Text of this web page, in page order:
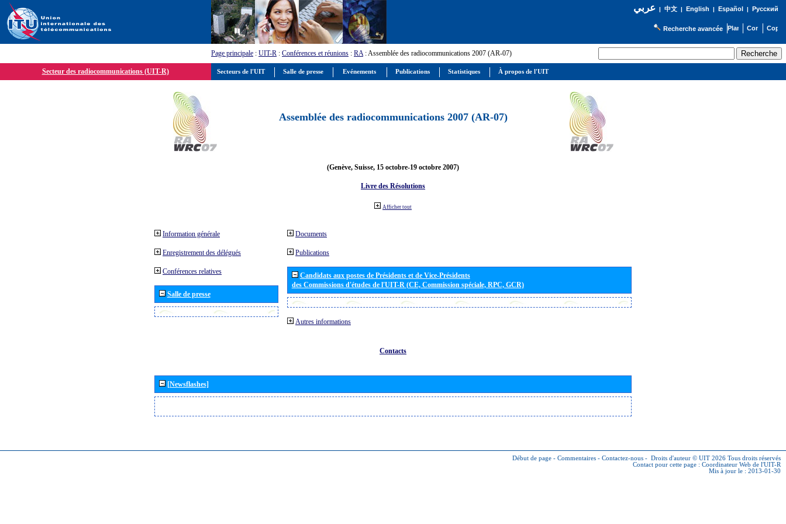
عربي| 中文| English | Español | Русский
Recherche avancée
Page principale : UIT-R : Conférences et réunions : RA: Assemblée des radiocommunications 2007 (AR-07)
Secteur des radiocommunications (UIT-R)
Assemblée des radiocommunications 2007 (AR-07)
(Genève, Suisse, 15 octobre-19 octobre 2007)
Livre des Résolutions
Afficher tout
Information générale
Enregistrement des délégués
Conférences relatives
Salle de presse
Documents
Publications
Candidats aux postes de Présidents et de Vice-Présidents
des Commissions d'études de l'UIT-R (CE, Commission spéciale, RPC, GCR)
Autres informations
Contacts
[Newsflashes]
Début de page - Commentaires - Contactez-nous - Droits d'auteur © UIT 2026 Tous droits réservés
Contact pour cette page : Coordinateur Web de l'UIT-R
Mis à jour le : 2013-01-30
Secteurs de l'UIT Salle de presse Evénements Publications Statistiques À propos de l'UIT